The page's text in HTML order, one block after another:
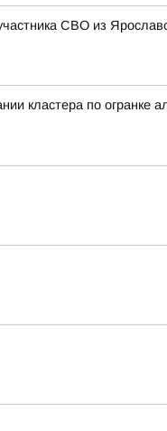
СВО из
кластера по огранке